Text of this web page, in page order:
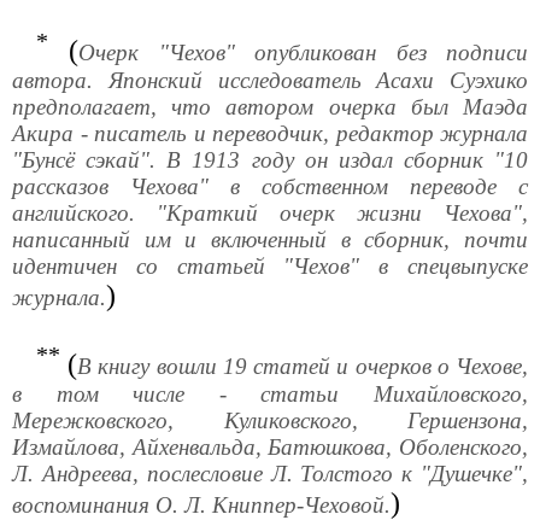
* (Очерк "Чехов" опубликован без подписи
автора. Японский исследователь Асахи Суэхико
предполагает, что автором очерка был Маэда
Акира - писатель и переводчик, редактор журнала
"Бунсё сэкай". В 1913 году он издал сборник "10
рассказов Чехова" в собственном переводе с
английского. "Краткий очерк жизни Чехова",
написанный им и включенный в сборник, почти
идентичен со статьей "Чехов" в спецвыпуске
журнала.)
** (В книгу вошли 19 статей и очерков о Чехове,
в том числе - статьи Михайловского,
Мережковского, Куликовского, Гершензона,
Измайлова, Айхенвальда, Батюшкова, Оболенского,
Л. Андреева, послесловие Л. Толстого к "Душечке",
воспоминания О. Л. Книппер-Чеховой.)